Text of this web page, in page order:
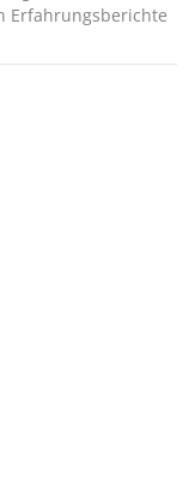
Erfahrungsberichte